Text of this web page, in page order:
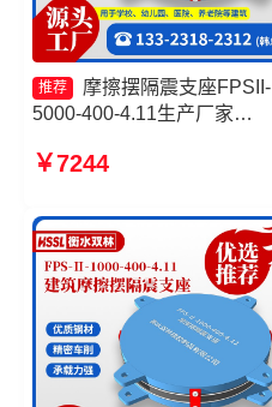
推荐
摩擦摆隔震支座FPSII-
5000-400-4.11生产厂家
工厂 摩擦摆隔震支座FPSII-
震支座多少钱
￥7244